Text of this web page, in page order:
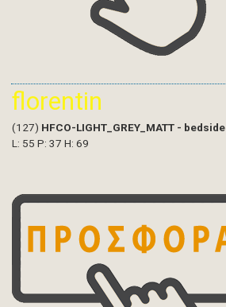
florentin
(127) HFCO-LIGHT_GREY_MATT - bedside
L: 55 P: 37 H: 69